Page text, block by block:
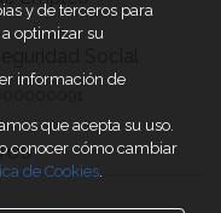
y de terceros para
optimizar su
información de
que acepta su uso.
conocer cómo cambiar
de Cookies.